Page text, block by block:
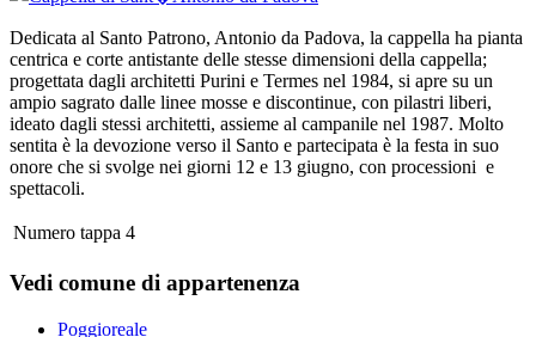
Dedicata al Santo Patrono, Antonio da Padova, la cappella ha pianta
centrica e corte antistante delle stesse dimensioni della cappella;
progettata dagli architetti Purini e Termes nel 1984, si apre su un
ampio sagrato dalle linee mosse e discontinue, con pilastri liberi,
ideato dagli stessi architetti, assieme al campanile nel 1987. Molto
sentita è la devozione verso il Santo e partecipata è la festa in suo
onore che si svolge nei giorni 12 e 13 giugno, con processioni e
spettacoli.
Numero tappa 4
Vedi comune di appartenenza
Poggioreale